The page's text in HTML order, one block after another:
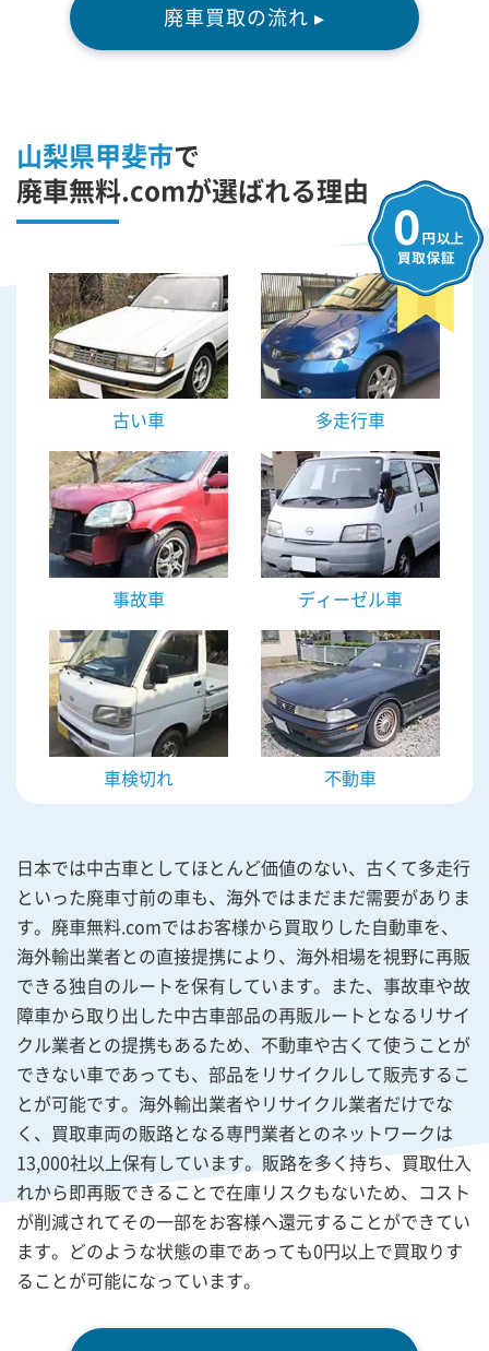
廃車買取の流れ ▸
山梨県甲斐市で
廃車無料.comが選ばれる理由
古い車 多走行車
事故車 ディーゼル車
車検切れ 不動車
日本では中古車としてほとんど価値のない、古くて多走行
といった廃車寸前の車も、海外ではまだまだ需要がありま
す。廃車無料.comではお客様から買取りした自動車を、
海外輸出業者との直接提携により、海外相場を視野に再販
できる独自のルートを保有しています。また、事故車や故
障車から取り出した中古車部品の再販ルートとなるリサイ
クル業者との提携もあるため、不動車や古くて使うことが
できない車であっても、部品をリサイクルして販売するこ
とが可能です。海外輸出業者やリサイクル業者だけでな
く、買取車両の販路となる専門業者とのネットワークは
13,000社以上保有しています。販路を多く持ち、買取仕入
れから即再販できることで在庫リスクもないため、コスト
が削減されてその一部をお客様へ還元することができてい
ます。どのような状態の車であっても0円以上で買取りす
ることが可能になっています。